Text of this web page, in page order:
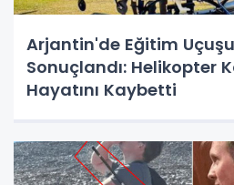
Arjantin'de Eğitim
Sonuçlandı: Helikopter
Hayatını Kaybetti